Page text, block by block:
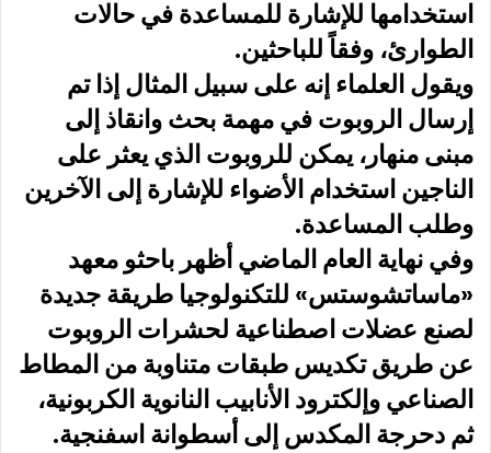
استخدامها للإشارة للمساعدة في حالات
الطوارئ، وفقاً للباحثين.
ويقول العلماء إنه على سبيل المثال إذا تم
إرسال الروبوت في مهمة بحث وانقاذ إلى
مبنى منهار، يمكن للروبوت الذي يعثر على
الناجين استخدام الأضواء للإشارة إلى الآخرين
وطلب المساعدة.
وفي نهاية العام الماضي أظهر باحثو معهد
«ماساتشوستس» للتكنولوجيا طريقة جديدة
لصنع عضلات اصطناعية لحشرات الروبوت
عن طريق تكديس طبقات متناوبة من المطاط
الصناعي وإلكترود الأنابيب النانوية الكربونية،
ثم دحرجة المكدس إلى أسطوانة اسفنجية.